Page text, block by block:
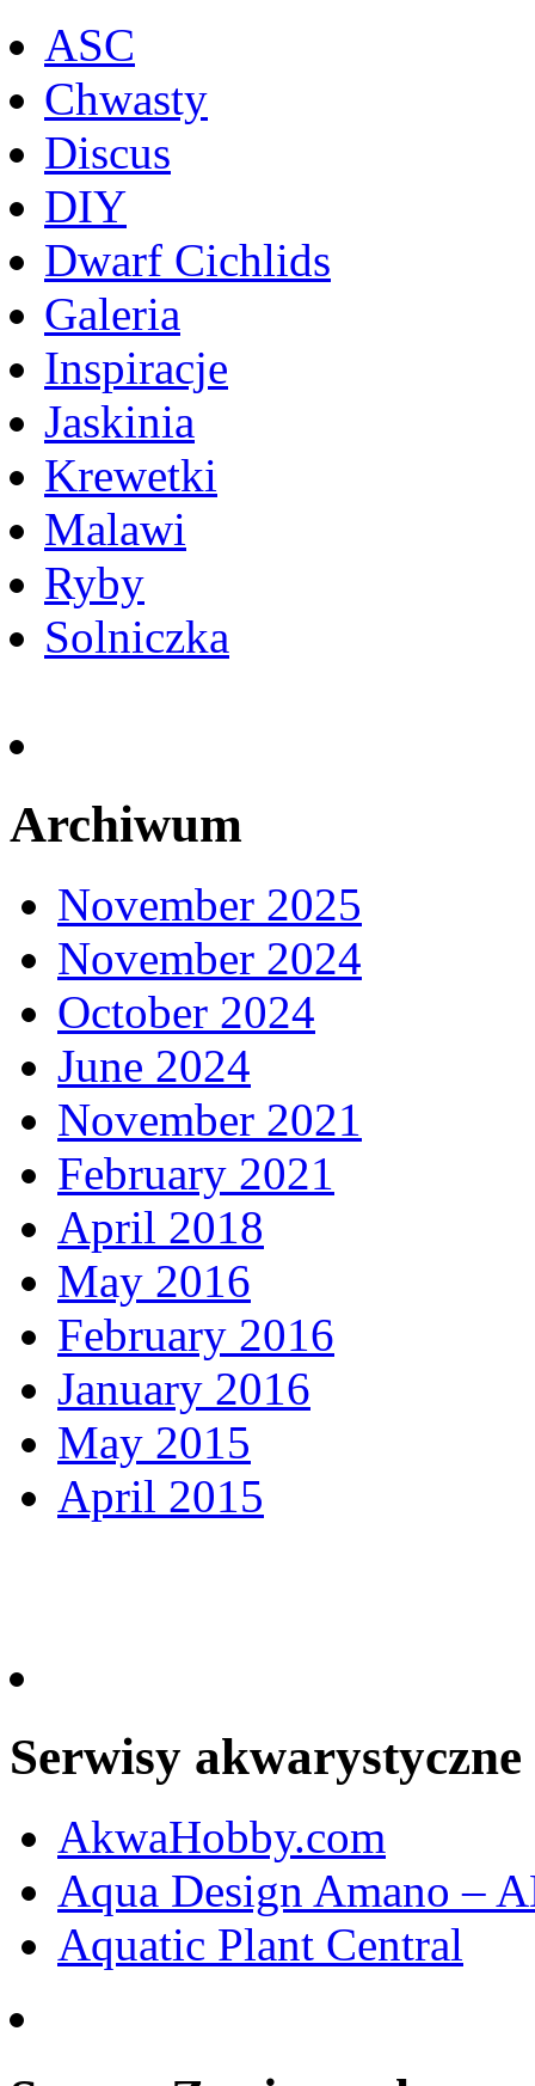
ASC
Chwasty
Discus
DIY
Dwarf Cichlids
Galeria
Inspiracje
Jaskinia
Krewetki
Malawi
Ryby
Solniczka
Archiwum
November 2025
November 2024
October 2024
June 2024
November 2021
February 2021
April 2018
May 2016
February 2016
January 2016
May 2015
April 2015
Serwisy akwarystyczne
AkwaHobby.com
Aqua Design Amano –
Aquatic Plant Central